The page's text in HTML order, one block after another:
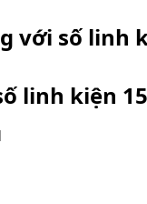
với số linh
linh kiện